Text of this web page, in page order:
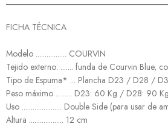
FICHA TÉCNICA
Modelo ................. COURVIN
Tejido externo: ....... funda de Courvin Blue,
Tipo de Espuma* ... Plancha D23 / D28 /
Peso máximo ......... D23: 60 Kg / D28: 90
Uso ...................... Double Side (para usar de
Altura ................... 12 cm